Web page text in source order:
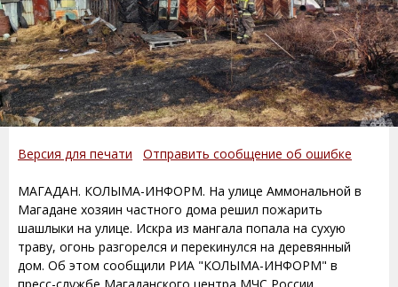
Версия для печати Отправить сообщение об ошибке
МАГАДАН. КОЛЫМА-ИНФОРМ. На улице Аммональной в
Магадане хозяин частного дома решил пожарить
шашлыки на улице. Искра из мангала попала на сухую
траву, огонь разгорелся и перекинулся на деревянный
дом. Об этом сообщили РИА "КОЛЫМА-ИНФОРМ" в
пресс-службе Магаданского центра МЧС России.